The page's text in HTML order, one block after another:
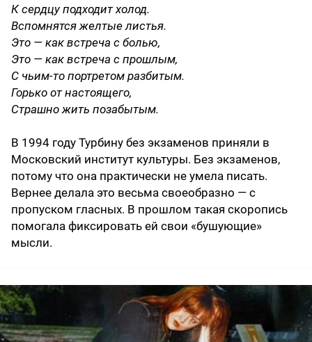
К сердцу подходит холод.
Вспомнятся желтые листья.
Это — как встреча с болью,
Это — как встреча с прошлым,
С чьим-то портретом разбитым.
Горько от настоящего,
Страшно жить позабытым.
В 1994 году Турбину без экзаменов приняли в
Московский институт культуры. Без экзаменов,
потому что она практически не умела писать.
Вернее делала это весьма своеобразно — с
пропуском гласных. В прошлом такая скоропись
помогала фиксировать ей свои «бушующие»
мысли.